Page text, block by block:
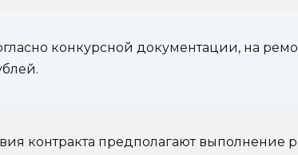
конкурсной документации, на
контракта предполагают выполнение